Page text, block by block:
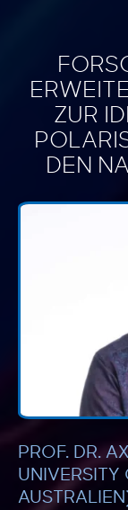
ZUR
DEN
PROF. DR.
UNIVERSITY